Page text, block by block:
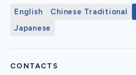
English Chinese Traditional
Japanese
CONTACTS